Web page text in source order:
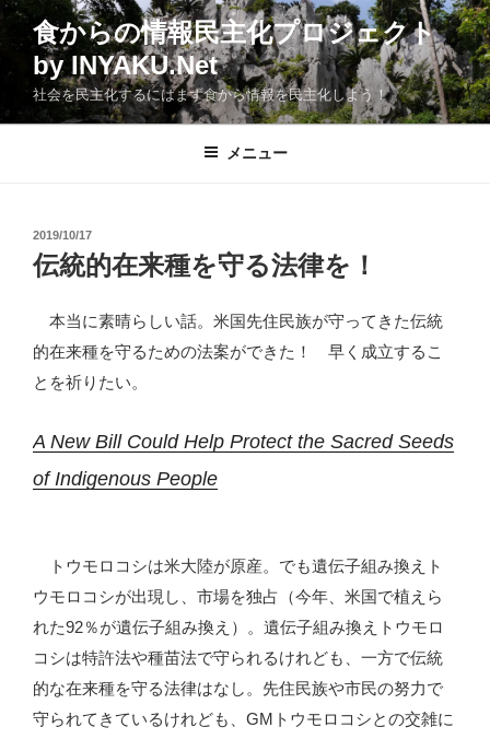
コ
食からの情報民主化プロジェクト
by INYAKU.Net
社会を民主化するにはまず食から情報を民主化しよう！
メニュー
投
稿
日:
2019/10/17
伝統的在来種を守る法律を！
本当に素晴らしい話。米国先住民族が守ってきた伝統
的在来種を守るための法案ができた！ 早く成立するこ
とを祈りたい。
A New Bill Could Help Protect the Sacred Seeds
of Indigenous People
トウモロコシは米大陸が原産。でも遺伝子組み換えト
ウモロコシが出現し、市場を独占（今年、米国で植えら
れた92％が遺伝子組み換え）。遺伝子組み換えトウモロ
コシは特許法や種苗法で守られるけれども、一方で伝統
的な在来種を守る法律はなし。先住民族や市民の努力で
守られてきているけれども、GMトウモロコシとの交雑に